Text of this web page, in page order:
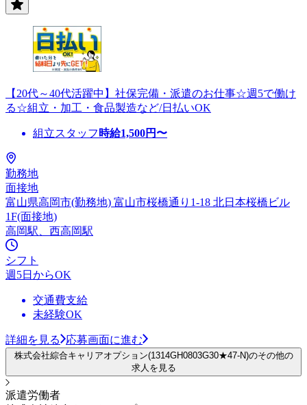
【20代～40代活躍中】社保完備・派遣のお仕事☆週5で働け
る☆組立・加工・食品製造など/日払いOK
組立スタッフ 時給1,500円〜
勤務地
面接地
富山県高岡市(勤務地) 富山市桜橋通り1-18 北日本桜橋ビル
1F(面接地)
高岡駅、西高岡駅
シフト
週5日からOK
交通費支給
未経験OK
詳細を見る 応募画面に進む
株式会社綜合キャリアオプション(1314GH0803G30★47-N)のその他の
求人を見る
派遣労働者